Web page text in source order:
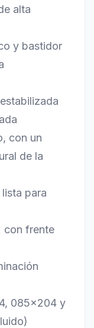
alta
y bastidor
con un
de la
para
con frente
085×204 y